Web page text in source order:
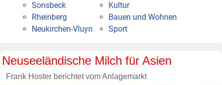
Sonsbeck
Rheinberg
Neukirchen-Vluyn
Kultur
Bauen und Wohnen
Sport
Neuseeländische Milch für Asien
Frank Hoster berichtet vom Anlagemarkt